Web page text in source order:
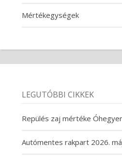
Mértékegységek
LEGUTÓBBI CIKKEK
Repülés zaj mértéke
Autómentes rakpart 2026.